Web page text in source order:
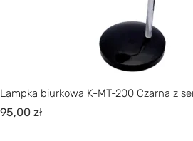
Lampka biurkowa K-MT-200 Czarna z
95,00 zł